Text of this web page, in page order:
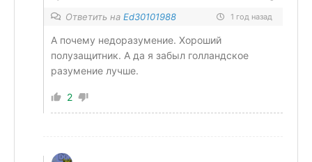
Ответить на Ed30101988 1 год назад
А почему недоразумение. Хороший
полузащитник. А да я забыл голландское
разумение лучше.
2